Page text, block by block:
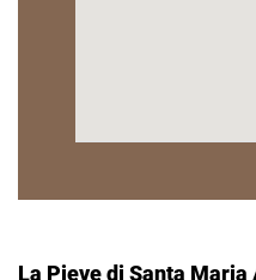
La Pieve di Santa